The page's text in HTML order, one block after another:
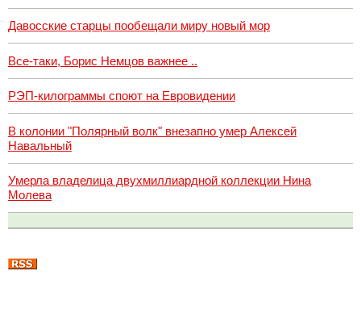
Давосские старцы пообещали миру новый мор
Все-таки, Борис Немцов важнее ..
РЭП-килограммы споют на Евровидении
В колонии "Полярный волк" внезапно умер Алексей
Навальный
Умерла владелица двухмиллиардной коллекции Нина
Молева